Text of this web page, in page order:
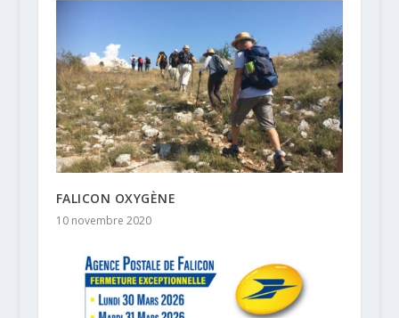
FALICON OXYGÈNE
10 novembre 2020